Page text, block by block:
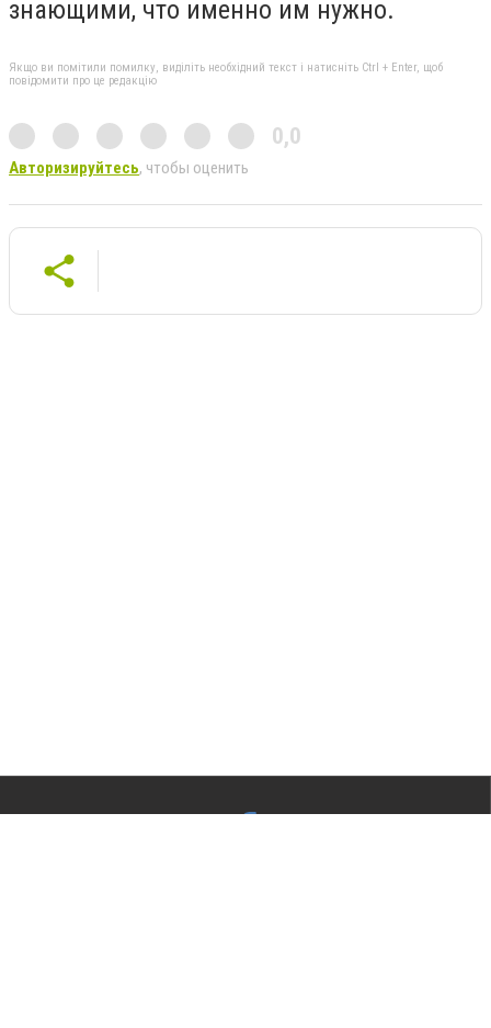
знающими, что именно им нужно.
Якщо ви помітили помилку, виділіть необхідний текст і натисніть Ctrl + Enter, щоб
повідомити про це редакцію
0,0
Авторизируйтесь, чтобы оценить